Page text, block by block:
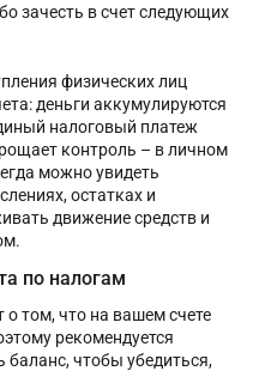
зачесть в счет следующих
физических лиц
деньги аккумулируются
налоговый платеж
контроль – в личном
можно увидеть
остатках и
движение средств и
по налогам
о том, что на вашем счете
рекомендуется
баланс, чтобы убедиться,